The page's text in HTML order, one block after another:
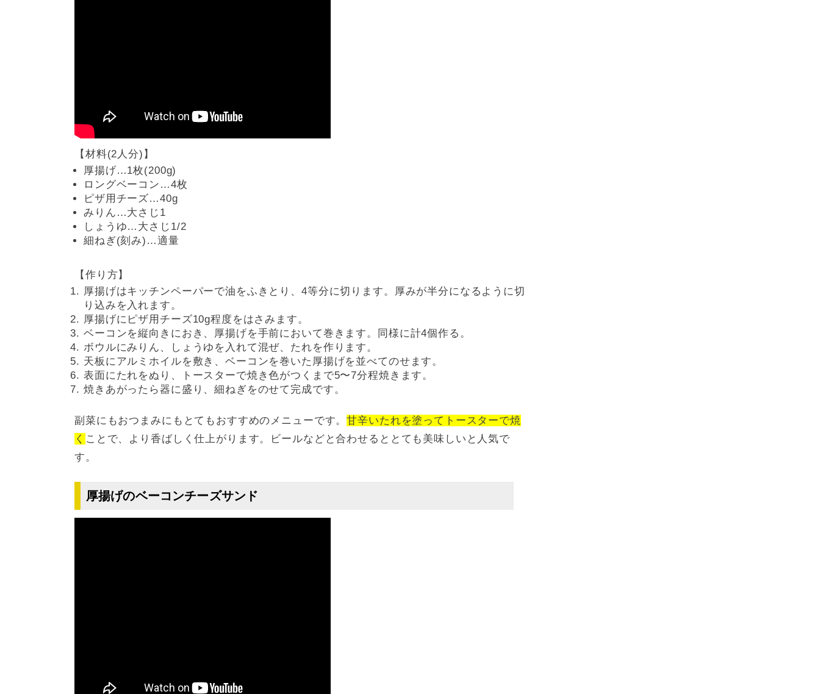
【材料(2人分)】
厚揚げ…1枚(200g)
ロングベーコン…4枚
ピザ用チーズ…40g
みりん…大さじ1
しょうゆ…大さじ1/2
細ねぎ(刻み)…適量
【作り方】
厚揚げはキッチンペーパーで油をふきとり、4等分に切ります。厚みが半分になるように切
り込みを入れます。
厚揚げにピザ用チーズ10g程度をはさみます。
ベーコンを縦向きにおき、厚揚げを手前において巻きます。同様に計4個作る。
ボウルにみりん、しょうゆを入れて混ぜ、たれを作ります。
天板にアルミホイルを敷き、ベーコンを巻いた厚揚げを並べてのせます。
表面にたれをぬり、トースターで焼き色がつくまで5〜7分程焼きます。
焼きあがったら器に盛り、細ねぎをのせて完成です。
副菜にもおつまみにもとてもおすすめのメニューです。甘辛いたれを塗ってトースターで焼
く ことで、より香ばしく仕上がります。ビールなどと合わせるととても美味しいと人気で
す。
厚揚げのベーコンチーズサンド